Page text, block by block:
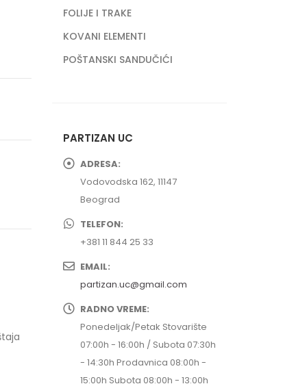
FOLIJE I TRAKE
KOVANI ELEMENTI
POŠTANSKI SANDUČIĆI
PARTIZAN UC
ADRESA:
Vodovodska 162, 11147
Beograd
TELEFON:
+381 11 844 25 33
EMAIL:
partizan.uc@gmail.com
RADNO VREME:
Ponedeljak/Petak Stovarište
07:00h - 16:00h / Subota 07:30h
- 14:30h Prodavnica 08:00h -
15:00h Subota 08:00h - 13:00h